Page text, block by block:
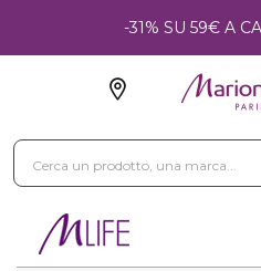
-31% SU 59€ A